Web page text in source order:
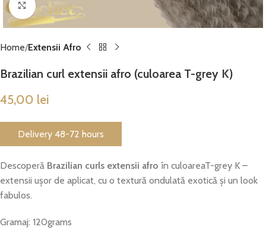
Click to enlarge
Home Extensii Afro
Brazilian curl extensii afro (culoarea T-grey K)
45,00 lei
Delivery 48-72 hours
Descoperă Brazilian curls extensii afro în culoareaT-grey K –
extensii ușor de aplicat, cu o textură ondulată exotică și un look
fabulos.
Gramaj: 120grams